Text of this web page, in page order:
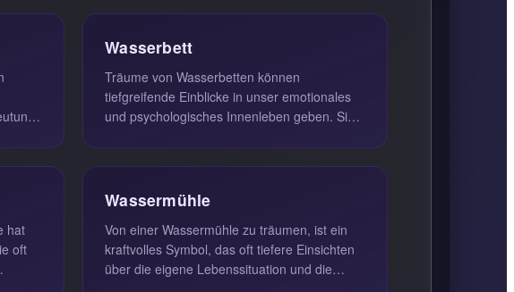
Wasserbett
Träume von Wasserbetten können
tiefgreifende Einblicke in unser emotionales
und psychologisches Innenleben geben. Sie
hat
oft
Wassermühle
Von einer Wassermühle zu träumen, ist ein
kraftvolles Symbol, das oft tiefere Einsichten
über die eigene Lebenssituation und die